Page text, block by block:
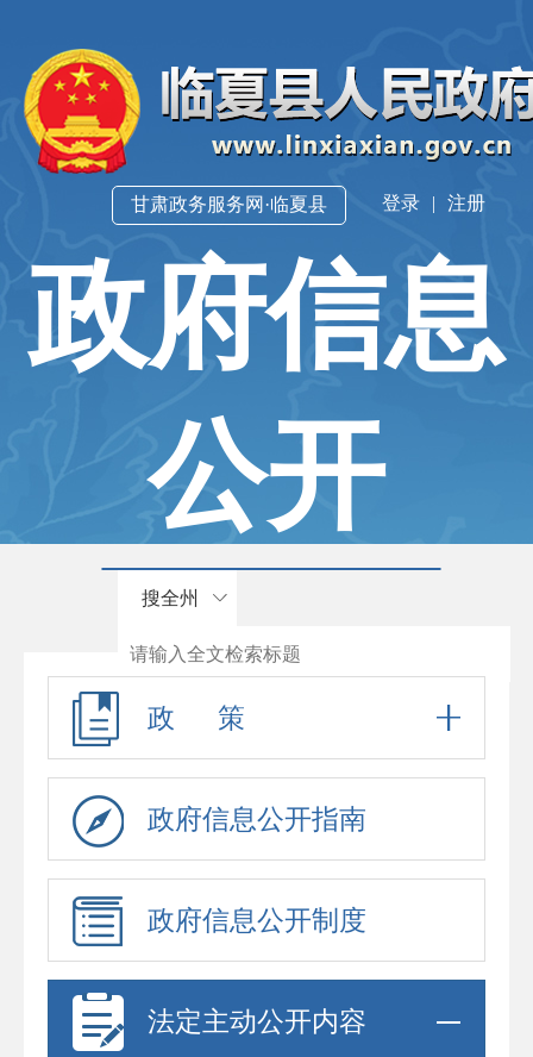
登录 | 注册
甘肃政务服务网·临夏县
政府信息
公开
搜全州
政 策
政府信息公开指南
政府信息公开制度
法定主动公开内容